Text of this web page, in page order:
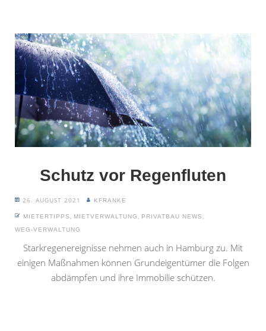
Schutz vor Regenfluten
26. AUGUST 2021 KFRANKE
MIETERTIPPS MIETVERWALTUNG PRIVATBAU NEWS
WEG-VERWALTUNG
Starkregenereignisse nehmen auch in Hamburg zu. Mit
einigen Maßnahmen können Grundeigentümer die Folgen
abdämpfen und ihre Immobilie schützen.